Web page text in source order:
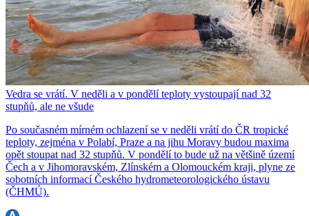
Vedra se vrátí. V neděli a v pondělí teploty vystoupají nad 32
stupňů, ale ne všude
Po současném mírném ochlazení se v neděli vrátí do ČR tropické
teploty, zejména v Polabí, Praze a na jihu Moravy budou maxima
opět stoupat nad 32 stupňů. V pondělí to bude už na většině území
Čech a v Jihomoravském, Zlínském a Olomouckém kraji, plyne ze
sobotních informací Českého hydrometeorologického ústavu
(ČHMÚ).